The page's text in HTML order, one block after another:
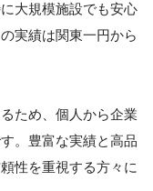
大規模施設でも安心
実績は関東一円から
ため、個人から企業
。豊富な実績と高品
性を重視する方々に